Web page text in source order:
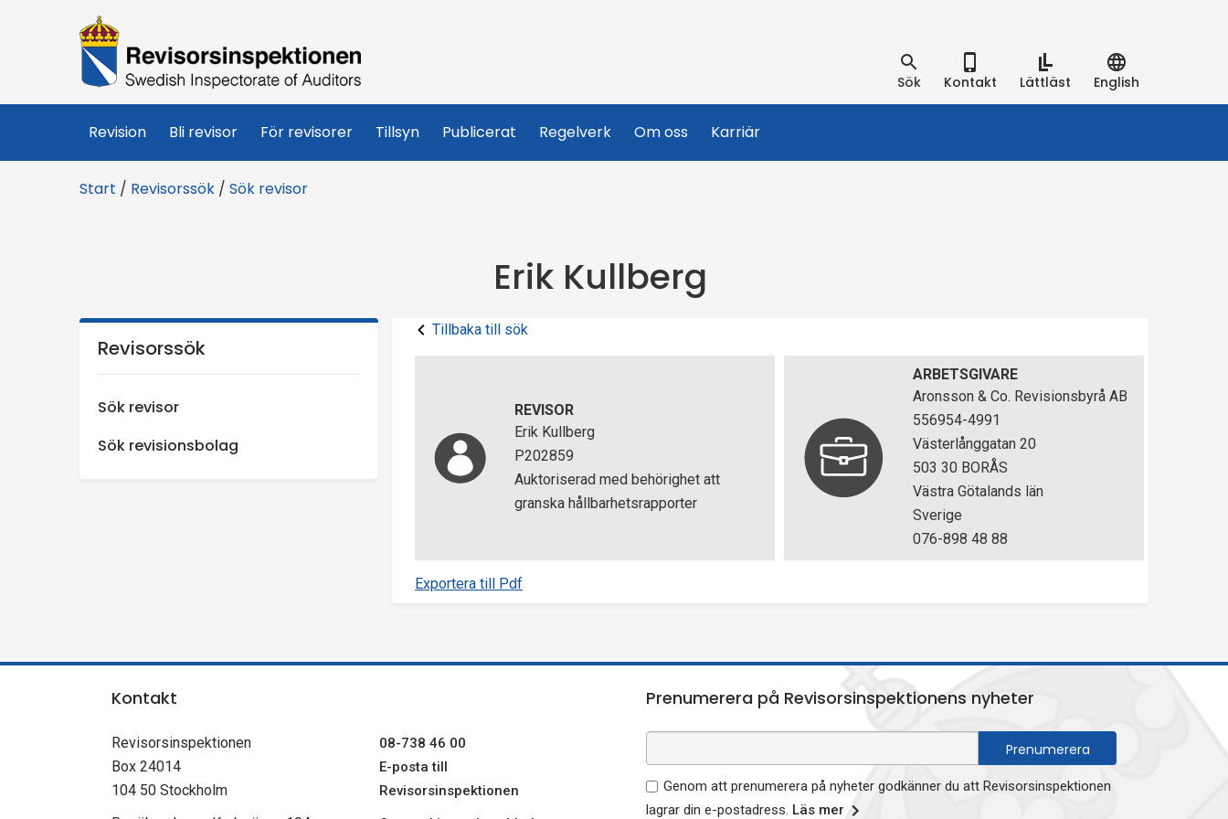
R
e
v
i
r
n
t
Sök Kontakt Lättläst English
Revision Bli revisor För revisorer Tillsyn Publicerat Regelverk Om oss Karriär
Start / Revisorssök / Sök revisor
Erik Kullberg
Tillbaka till sök
REVISOR
Erik Kullberg
P202859
Auktoriserad med behörighet att
granska hållbarhetsrapporter
ARBETSGIVARE
Aronsson & Co. Revisionsbyrå AB
556954-4991
Västerlånggatan 20
503 30 BORÅS
Västra Götalands län
Sverige
076-898 48 88
Exportera till Pdf
Revisorssök
Sök revisor
Sök revisionsbolag
Kontakt
Revisorsinspektionen
Box 24014
104 50 Stockholm
08-738 46 00
E-posta till
Revisorsinspektionen
Prenumerera på Revisorsinspektionens nyheter
Genom att prenumerera på nyheter godkänner du att Revisorsinspektionen
lagrar din e-postadress. Läs mer